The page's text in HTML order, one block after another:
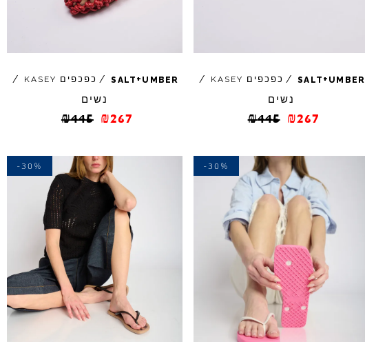
SALT + UMBER
/ כפכפים KASEY
/
נשים
₪445 ₪267
SALT + UMBER
/ כפכפים KASEY
/
נשים
₪445 ₪267
-30%
-30%